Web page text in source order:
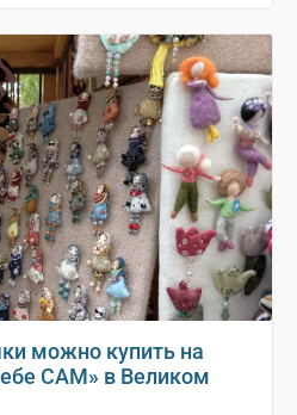
можно купить на
САМ» в Великом